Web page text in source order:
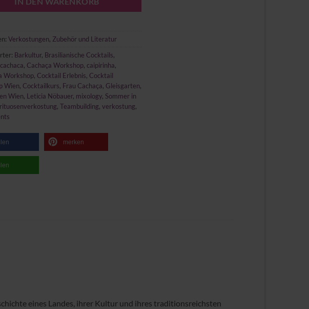
Verkostungen, Zubehör und Literatur
Barkultur, Brasilianische Cocktails,
cachaca, Cachaça Workshop, caipirinha,
Workshop, Cocktail Erlebnis, Cocktail
Wien, Cocktailkurs, Frau Cachaça, Gleisgarten,
Wien, Leticia Nöbauer, mixology, Sommer in
, Teambuilding, verkostung,
merken
eines Landes, ihrer Kultur und ihres traditionsreichsten